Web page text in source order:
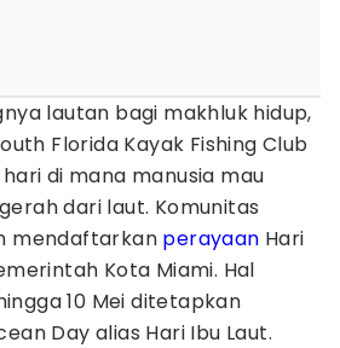
lautan bagi makhluk hidup,
Florida Kayak Fishing Club
di mana manusia mau
dari laut. Komunitas
mendaftarkan perayaan Hari
Kota Miami. Hal
10 Mei ditetapkan
Day alias Hari Ibu Laut.